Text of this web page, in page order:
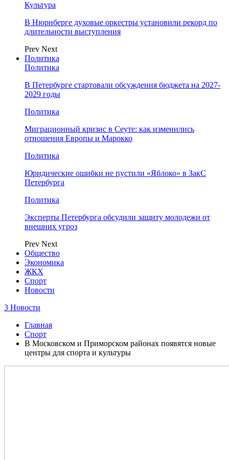
Культура
В Нюрнберге духовые оркестры установили рекорд по
длительности выступления
Prev Next
Политика
Политика
В Петербурге стартовали обсуждения бюджета на 2027-
2029 годы
Политика
Миграционный кризис в Сеуте: как изменились
отношения Европы и Марокко
Политика
Юридические ошибки не пустили «Яблоко» в ЗакС
Петербурга
Политика
Эксперты Петербурга обсудили защиту молодежи от
внешних угроз
Prev Next
Общество
Экономика
ЖКХ
Спорт
Новости
3 Новости
Главная
Спорт
В Московском и Приморском районах появятся новые
центры для спорта и культуры